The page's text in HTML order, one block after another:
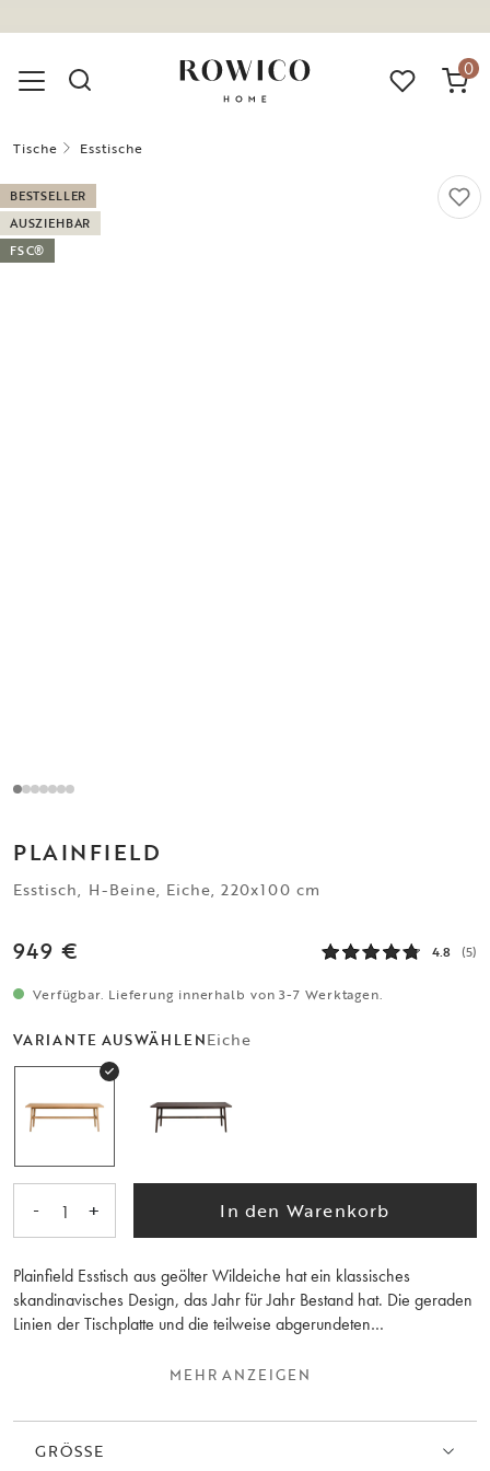
0
Tische Esstische
BESTSELLER
AUSZIEHBAR
FSC®
PLAINFIELD
Esstisch, H-Beine, Eiche, 220x100 cm
949 € 4.8 (5)
Verfügbar. Lieferung innerhalb von 3-7 Werktagen.
VARIANTE AUSWÄHLENEiche
- 1 + In den Warenkorb
Plainfield Esstisch aus geölter Wildeiche hat ein klassisches
skandinavisches Design, das Jahr für Jahr Bestand hat. Die geraden
Linien der Tischplatte und die teilweise abgerundeten
Tischplatte ist semi-massiv, d.h. die Platte besteht aus 3 mm
Esstisch ist FSC®-zertifiziert und dank der Verwendung von Holz mit
sichtbaren Astlöchern im Produktionsprozess hat jeder Tisch eine
MEHR ANZEIGEN
GRÖSSE